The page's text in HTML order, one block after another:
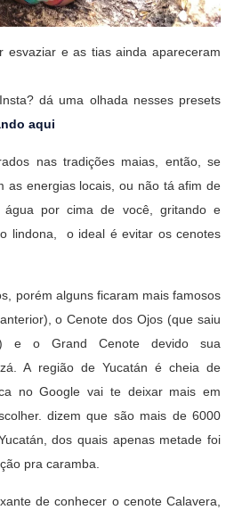
esvaziar e as tias ainda apareceram
dá uma olhada nesses presets
aqui
nas tradições maias, então, se
as energias locais, ou não tá afim de
água por cima de você, gritando e
lindona, o ideal é evitar os cenotes
porém alguns ficaram mais famosos
o Cenote dos Ojos (que saiu
e o Grand Cenote devido sua
A região de Yucatán é cheia de
no Google vai te deixar mais em
dizem que são mais de 6000
dos quais apenas metade foi
pra caramba.
de conhecer o cenote Calavera,